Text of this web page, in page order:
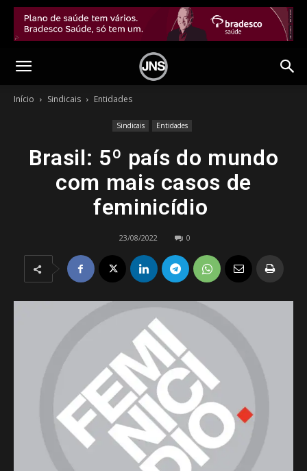
Início Sindicais Entidades
Sindicais Entidades
Brasil: 5º país do mundo
com mais casos de
feminicídio
23/08/2022 0